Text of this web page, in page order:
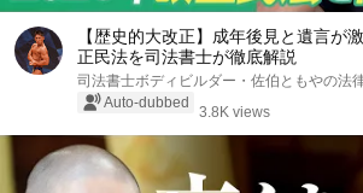
【歴史的大改正】成年後見と遺言が
正民法を司法書士が徹底解説
司法書士ボディビルダー・佐伯ともやの法
Auto-dubbed
3.8K views